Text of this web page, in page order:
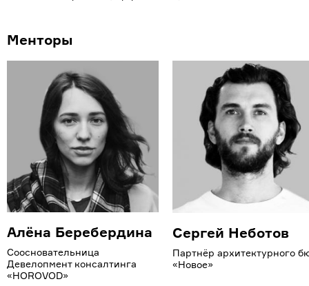
Менторы
Алёна Беребердина
Соосновательница
Девелопмент консалтинга
«HOROVOD»
Сергей Неботов
Партнёр архитектурного
«Новое»